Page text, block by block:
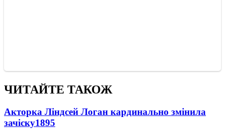
ЧИТАЙТЕ ТАКОЖ
Акторка Ліндсей Логан кардинально змінила
зачіску1895